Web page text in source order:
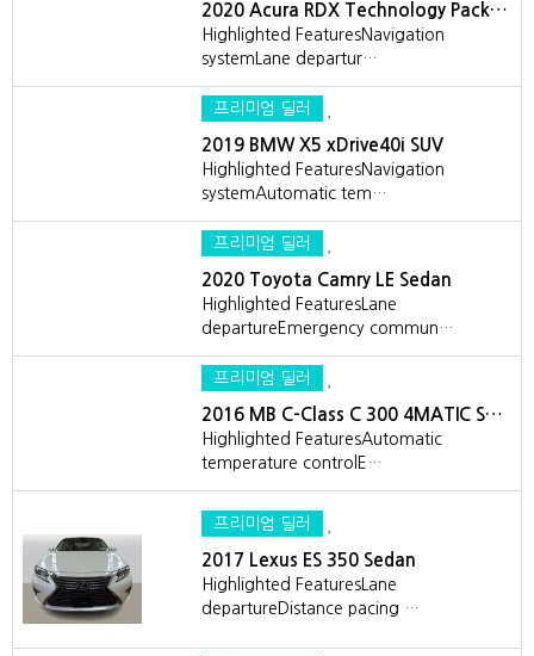
2020 Acura RDX Technology Pack…
Highlighted FeaturesNavigation
systemLane departur…
프리미엄 딜러
2019 BMW X5 xDrive40i SUV
Highlighted FeaturesNavigation
systemAutomatic tem…
프리미엄 딜러
2020 Toyota Camry LE Sedan
Highlighted FeaturesLane
departureEmergency commun…
프리미엄 딜러
2016 MB C-Class C 300 4MATIC S…
Highlighted FeaturesAutomatic
temperature controlE…
프리미엄 딜러
2017 Lexus ES 350 Sedan
Highlighted FeaturesLane
departureDistance pacing …